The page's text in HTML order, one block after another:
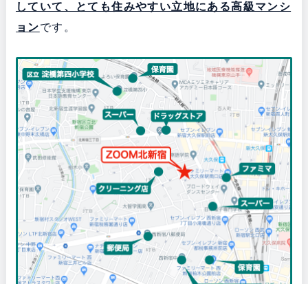
していて、とても住みやすい立地にある高級マンシ
ョンです。